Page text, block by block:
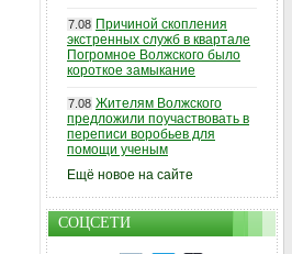
7.08 Причиной скопления
экстренных служб в квартале
Погромное Волжского было
короткое замыкание
7.08 Жителям Волжского
предложили поучаствовать в
переписи воробьев для
помощи ученым
Ещё новое на сайте
СОЦСЕТИ